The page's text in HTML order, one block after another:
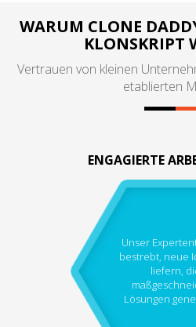
WARUM CLONE
KLONSKRIPT
Vertrauen von kleinen
etablierten
ENGAGIERTE
Unser
bestrebt, neue
liefern,
Lösungen